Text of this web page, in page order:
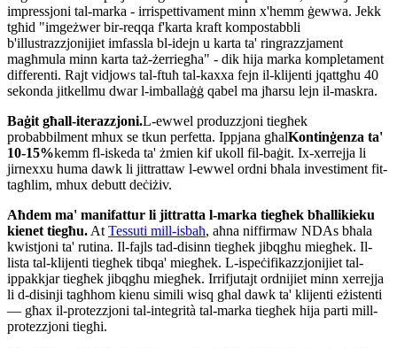
impressjoni tal-marka - irrispettivament minn x'hemm ġewwa. Jekk
tgħid "imgeżwer bir-reqqa f'karta kraft kompostabbli
b'illustrazzjonijiet imfassla bl-idejn u karta ta' ringrazzjament
magħmula minn karta taż-żerriegħa" - dik hija marka kompletament
differenti. Rajt vidjows tal-ftuħ tal-kaxxa fejn il-klijenti jqattgħu 40
sekonda jitkellmu dwar l-imballaġġ qabel ma jħarsu lejn il-maskra.
Baġit għall-iterazzjoni.L-ewwel produzzjoni tiegħek
probabbilment mhux se tkun perfetta. Ippjana għalKontinġenza ta'
10-15%kemm fl-iskeda ta' żmien kif ukoll fil-baġit. Ix-xerrejja li
jirnexxu huma dawk li jittrattaw l-ewwel ordni bħala investiment fit-
tagħlim, mhux debutt deċiżiv.
Aħdem ma' manifattur li jittratta l-marka tiegħek bħallikieku
kienet tiegħu. At Tessuti mill-isbaħ, aħna niffirmaw NDAs bħala
kwistjoni ta' rutina. Il-fajls tad-disinn tiegħek jibqgħu miegħek. Il-
lista tal-klijenti tiegħek tibqa' miegħek. L-ispeċifikazzjonijiet tal-
ippakkjar tiegħek jibqgħu miegħek. Irrifjutajt ordnijiet minn xerrejja
li d-disinji tagħhom kienu simili wisq għal dawk ta' klijenti eżistenti
— għax il-protezzjoni tal-integrità tal-marka tiegħek hija parti mill-
protezzjoni tiegħi.